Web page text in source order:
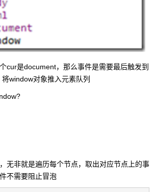
cur是document，那么事件是需要最后触发到
将window对象推入元素队列
无非就是遍历每个节点，取出对应节点上的事
不需要阻止冒泡